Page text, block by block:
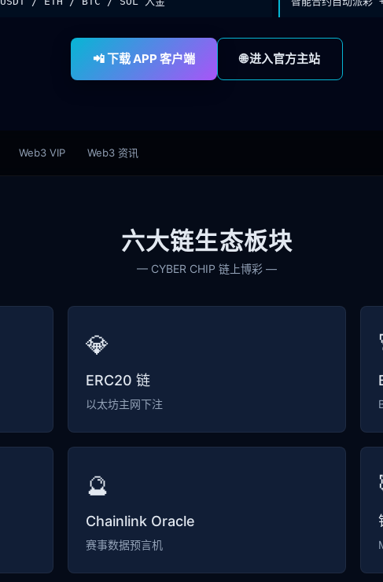
📲 下载 APP 客户端 🌐 进入官方主站
Web3 VIP Web3 资讯
六大链生态板块
— CYBER CHIP 链上博彩 —
💎
ERC20 链
以太坊主网下注
🔮
Chainlink Oracle
赛事数据预言机